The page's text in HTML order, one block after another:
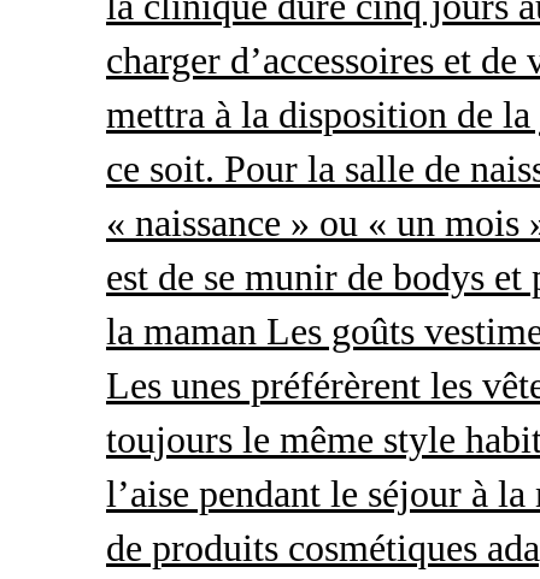
charger d’accessoires et
mettra à la disposition de
ce soit. Pour la salle de
« naissance » ou « un
est de se munir de bodys
la maman Les goûts
Les unes préférèrent les
toujours le même style
l’aise pendant le séjour à
de produits cosmétiques